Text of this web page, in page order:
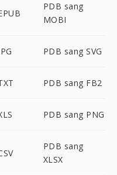
PDB sang
MOBI
PDB sang SVG
PDB sang FB2
PDB sang PNG
PDB sang
XLSX